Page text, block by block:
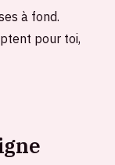
à fond.
pour toi,